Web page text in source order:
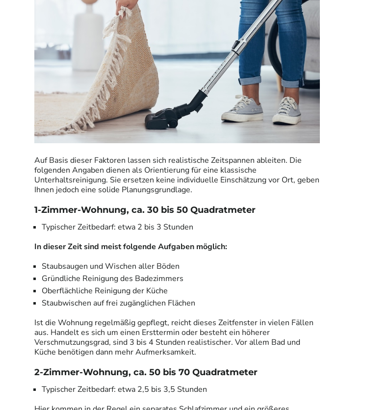
Auf Basis dieser Faktoren lassen sich realistische Zeitspannen ableiten. Die
folgenden Angaben dienen als Orientierung für eine klassische
Unterhaltsreinigung. Sie ersetzen keine individuelle Einschätzung vor Ort, geben
Ihnen jedoch eine solide Planungsgrundlage.
1-Zimmer-Wohnung, ca. 30 bis 50 Quadratmeter
Typischer Zeitbedarf: etwa 2 bis 3 Stunden
In dieser Zeit sind meist folgende Aufgaben möglich:
Staubsaugen und Wischen aller Böden
Gründliche Reinigung des Badezimmers
Oberflächliche Reinigung der Küche
Staubwischen auf frei zugänglichen Flächen
Ist die Wohnung regelmäßig gepflegt, reicht dieses Zeitfenster in vielen Fällen
aus. Handelt es sich um einen Ersttermin oder besteht ein höherer
Verschmutzungsgrad, sind 3 bis 4 Stunden realistischer. Vor allem Bad und
Küche benötigen dann mehr Aufmerksamkeit.
2-Zimmer-Wohnung, ca. 50 bis 70 Quadratmeter
Typischer Zeitbedarf: etwa 2,5 bis 3,5 Stunden